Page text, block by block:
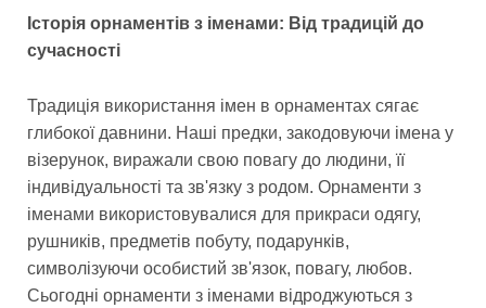
Історія орнаментів з іменами: Від традицій до
сучасності
Традиція використання імен в орнаментах сягає
глибокої давнини. Наші предки, закодовуючи імена у
візерунок, виражали свою повагу до людини, її
індивідуальності та зв'язку з родом. Орнаменти з
іменами використовувалися для прикраси одягу,
рушників, предметів побуту, подарунків,
символізуючи особистий зв'язок, повагу, любов.
Сьогодні орнаменти з іменами відроджуються з